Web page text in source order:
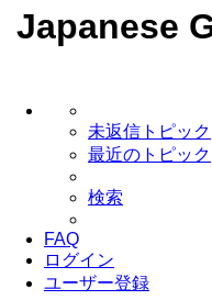
Japanese
未返信トピック
最近のトピック
検索
FAQ
ログイン
ユーザー登録